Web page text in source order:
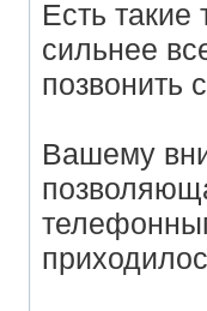
Есть
сильнее
позвонить
Вашему